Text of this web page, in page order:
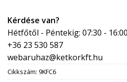
Kérdése van?
Hétfőtől - Péntekig: 07:30 - 16:00
+36 23 530 587
webaruhaz@ketkorkft.hu
Cikkszám: 9KFC6